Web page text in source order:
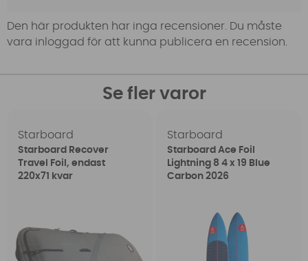
Den här produkten har inga recensioner. Du måste
vara inloggad för att kunna publicera en recension.
Se fler varor
Starboard
Starboard Recover
Travel Foil, endast
220x71 kvar
Starboard
Starboard Ace Foil
Lightning 8 4 x 19 Blue
Carbon 2026